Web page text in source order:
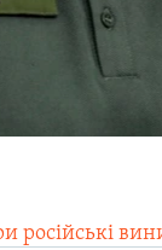
російські